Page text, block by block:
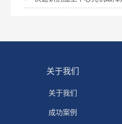
关于我们
关于我们
成功案例